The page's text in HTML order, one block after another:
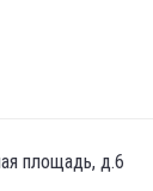
площадь, д.6